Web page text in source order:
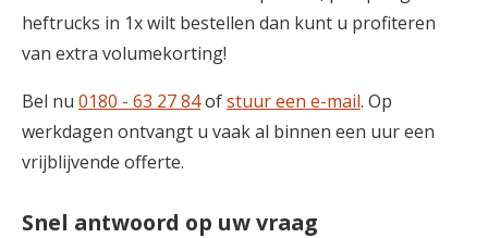
heftrucks in 1x wilt bestellen dan kunt u profiteren
van extra volumekorting!
Bel nu 0180 - 63 27 84ofstuur een e-mail. Op
werkdagen ontvangt u vaak al binnen een uur een
vrijblijvende offerte.
Snel antwoord op uw vraag